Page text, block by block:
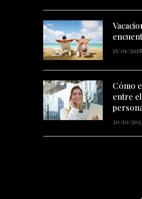
15/01/2018
20/10/2023